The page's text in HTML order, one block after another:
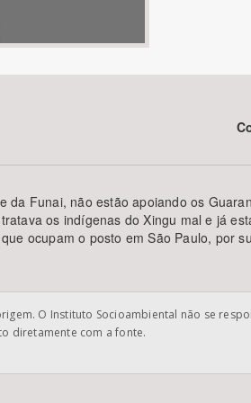
da Funai, não estão apoiando os
os indígenas do Xingu mal e já
ocupam o posto em São Paulo, por
O Instituto Socioambiental não se
diretamente com a fonte.